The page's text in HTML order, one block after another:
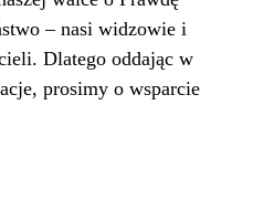
– nasi widzowie i
Dlatego oddając w
prosimy o wsparcie